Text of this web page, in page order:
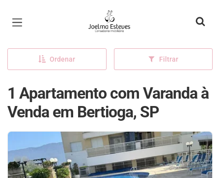
Página inicial
Ordenar Filtrar
1 Apartamento com Varanda à
Venda em Bertioga, SP